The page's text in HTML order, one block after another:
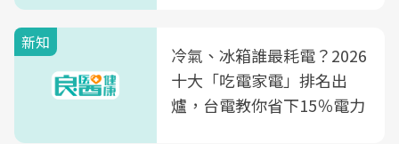
新知
冷氣、冰箱誰最耗電？2026
十大「吃電家電」排名出
爐，台電教你省下15％電力